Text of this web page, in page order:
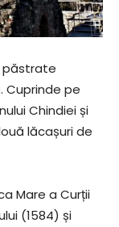
păstrate
Cuprinde pe
Chindiei și
lăcașuri de
Mare a Curții
(1584) și